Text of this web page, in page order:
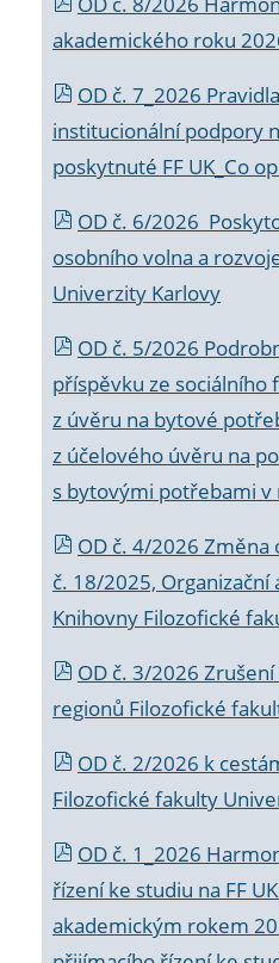
akademického roku
OD č. 7_2026
institucionální podpory
poskytnuté FF UK_Co
OD č. 6/2026
osobního volna a
Univerzity Karlovy
OD č. 5/2026
příspěvku ze sociálního
z úvěru na bytové
z účelového úvěru na
s bytovými potřebami v
OD č. 4/2026 Změna
č. 18/2025, Organizační
Knihovny Filozofické
OD č. 3/2026
regionů Filozofické
OD č. 2/2026 k
Filozofické fakulty
OD č. 1_2026
řízení ke studiu na FF
akademickým rokem